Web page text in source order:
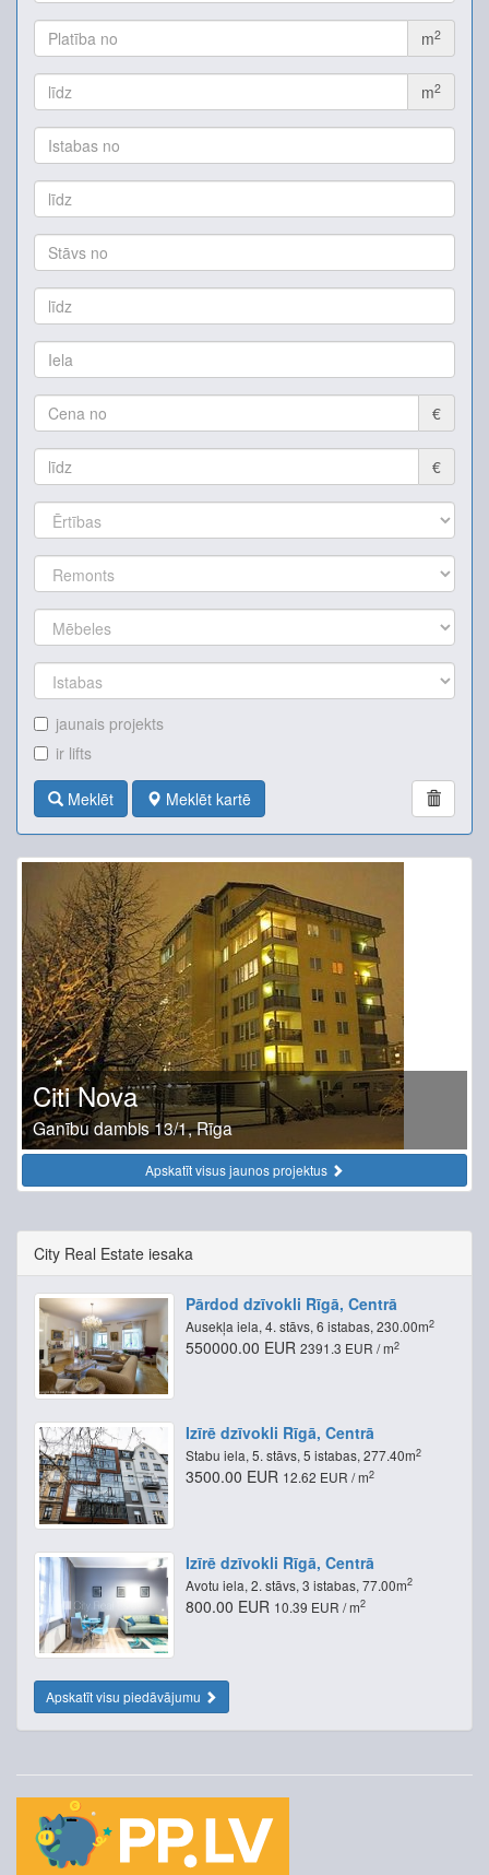
m2
m2
€
€
jaunais projekts
ir lifts
Meklēt Meklēt kartē
Citi Nova
Ganību dambis 13/1, Rīga
Apskatīt visus jaunos projektus
City Real Estate iesaka
Pārdod dzīvokli Rīgā, Centrā
Ausekļa iela, 4. stāvs, 6 istabas, 230.00m2
550000.00 EUR 2391.3 EUR / m2
Izīrē dzīvokli Rīgā, Centrā
Stabu iela, 5. stāvs, 5 istabas, 277.40m2
3500.00 EUR 12.62 EUR / m2
Izīrē dzīvokli Rīgā, Centrā
Avotu iela, 2. stāvs, 3 istabas, 77.00m2
800.00 EUR 10.39 EUR / m2
Apskatīt visu piedāvājumu